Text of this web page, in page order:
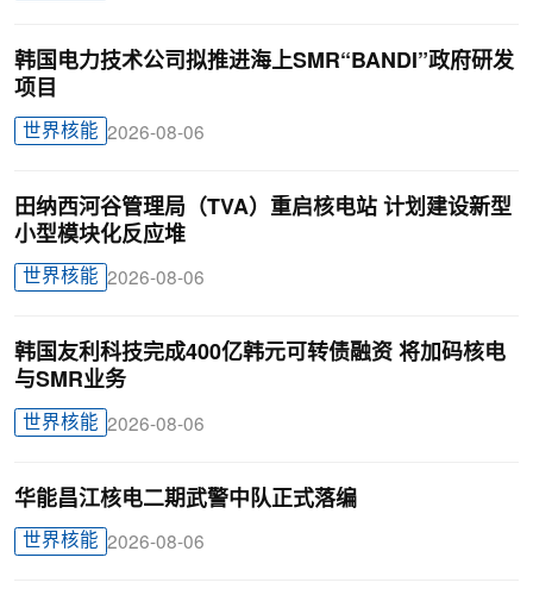
韩国电力技术公司拟推进海上SMR“BANDI”政府研发
项目
世界核能 2026-08-06
田纳西河谷管理局（TVA）重启核电站 计划建设新型
小型模块化反应堆
世界核能 2026-08-06
韩国友利科技完成400亿韩元可转债融资 将加码核电
与SMR业务
世界核能 2026-08-06
华能昌江核电二期武警中队正式落编
世界核能 2026-08-06